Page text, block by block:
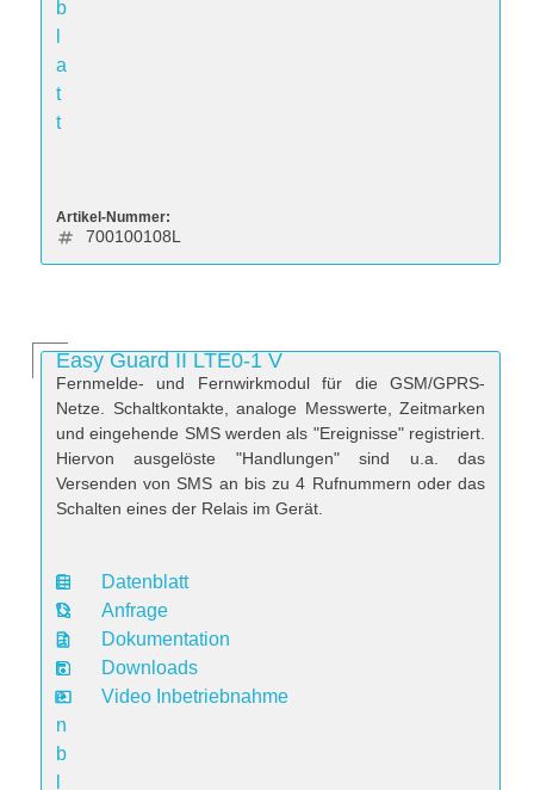
b
a
t
t
Artikel-Nummer:
700100108L
Easy Guard II LTE0-1 V
Fernmelde- und Fernwirkmodul für die GSM/GPRS-
Netze. Schaltkontakte, analoge Messwerte, Zeitmarken
und eingehende SMS werden als "Ereignisse" registriert.
Hiervon ausgelöste "Handlungen" sind u.a. das
Versenden von SMS an bis zu 4 Rufnummern oder das
Schalten eines der Relais im Gerät.
D
a
t
e
n
b
Datenblatt
Anfrage
Dokumentation
Downloads
Video Inbetriebnahme